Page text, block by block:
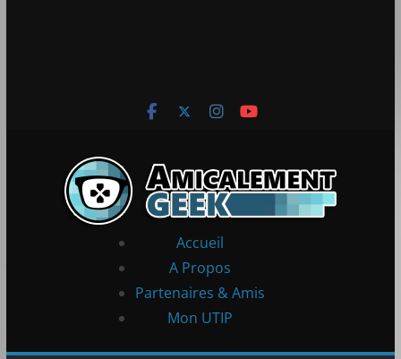
Accueil
A Propos
Partenaires & Amis
Mon UTIP